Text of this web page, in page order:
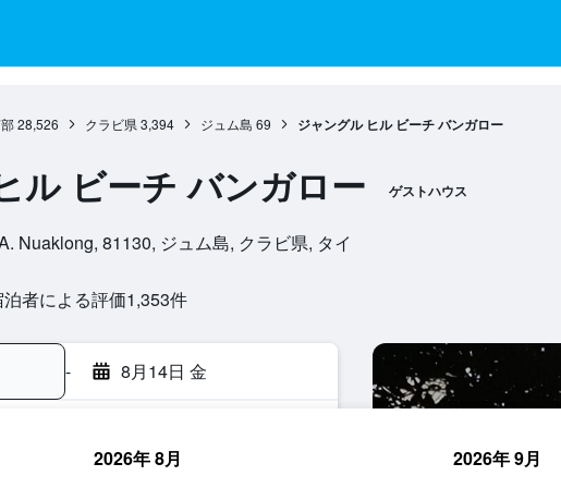
28,526 クラビ県 3,394 ジュム島 69 ジャングル ヒル ビーチ バンガロー
ル ビーチ バンガロー ゲストハウス
Nuaklong, 81130, ジュム島, クラビ県, タイ
者による評価1,353​件
- 8月14日 金
2026年 8月 2026年 9月